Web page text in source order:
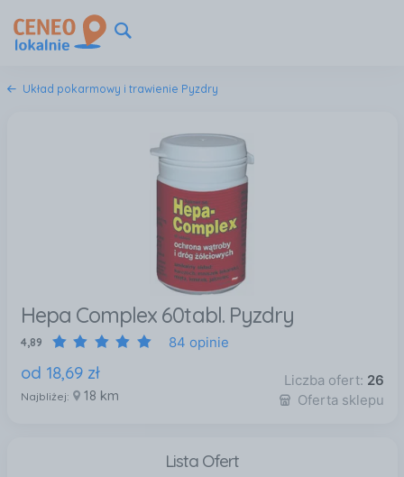
Układ pokarmowy i trawienie Pyzdry
Hepa Complex 60tabl. Pyzdry
4,89 84 opinie
od 18,69 zł
Najbliżej: 18 km
Liczba ofert: 26
Oferta sklepu
Lista Ofert